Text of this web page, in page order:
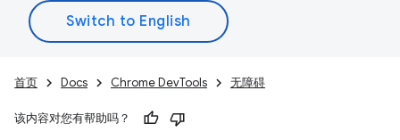
首页 Docs Chrome DevTools 无障碍
该内容对您有帮助吗？